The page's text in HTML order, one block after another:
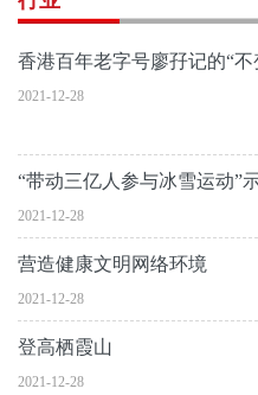
香港百年老字号廖孖记的“不
2021-12-28
“带动三亿人参与冰雪运动”
2021-12-28
营造健康文明网络环境
2021-12-28
登高栖霞山
2021-12-28